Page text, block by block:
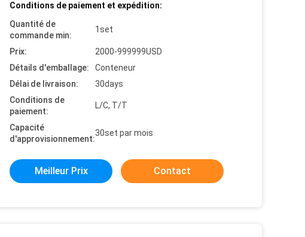
Conditions de paiement et expédition:
Quantité de
commande min:
1set
Prix:
2000-999999USD
Détails d'emballage:
Conteneur
Délai de livraison:
30days
Conditions de
paiement:
L/C, T/T
Capacité
d'approvisionnement:
30set par mois
Meilleur Prix Contact